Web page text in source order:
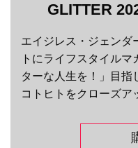
GLITTER
エイジレス・ジェンダ
トにライフスタイル
ターな人生を！」目指
コトヒトをクローズア